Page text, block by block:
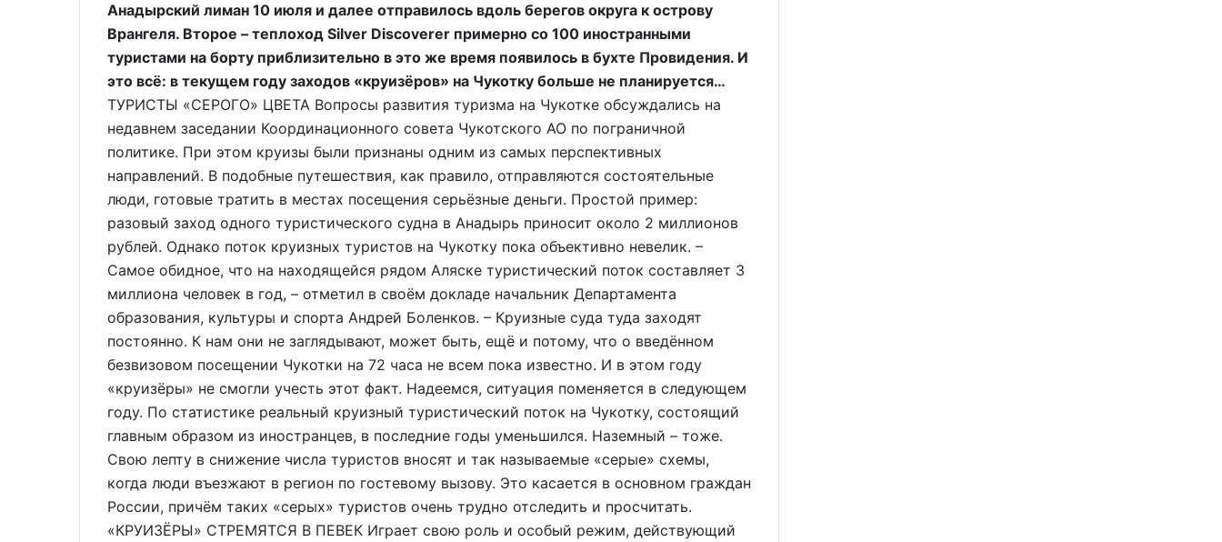
Анадырский лиман 10 июля и далее отправилось вдоль берегов округа к острову
Врангеля. Второе – теплоход Silver Discoverer примерно со 100 иностранными
туристами на борту приблизительно в это же время появилось в бухте Провидения. И
это всё: в текущем году заходов «круизёров» на Чукотку больше не планируется…
ТУРИСТЫ «СЕРОГО» ЦВЕТА Вопросы развития туризма на Чукотке обсуждались на
недавнем заседании Координационного совета Чукотского АО по пограничной
политике. При этом круизы были признаны одним из самых перспективных
направлений. В подобные путешествия, как правило, отправляются состоятельные
люди, готовые тратить в местах посещения серьёзные деньги. Простой пример:
разовый заход одного туристического судна в Анадырь приносит около 2 миллионов
рублей. Однако поток круизных туристов на Чукотку пока объективно невелик. –
Самое обидное, что на находящейся рядом Аляске туристический поток составляет 3
миллиона человек в год, – отметил в своём докладе начальник Департамента
образования, культуры и спорта Андрей Боленков. – Круизные суда туда заходят
постоянно. К нам они не заглядывают, может быть, ещё и потому, что о введённом
безвизовом посещении Чукотки на 72 часа не всем пока известно. И в этом году
«круизёры» не смогли учесть этот факт. Надеемся, ситуация поменяется в следующем
году. По статистике реальный круизный туристический поток на Чукотку, состоящий
главным образом из иностранцев, в последние годы уменьшился. Наземный – тоже.
Свою лепту в снижение числа туристов вносят и так называемые «серые» схемы,
когда люди въезжают в регион по гостевому вызову. Это касается в основном граждан
России, причём таких «серых» туристов очень трудно отследить и просчитать.
«КРУИЗЁРЫ» СТРЕМЯТСЯ В ПЕВЕК Играет свою роль и особый режим, действующий